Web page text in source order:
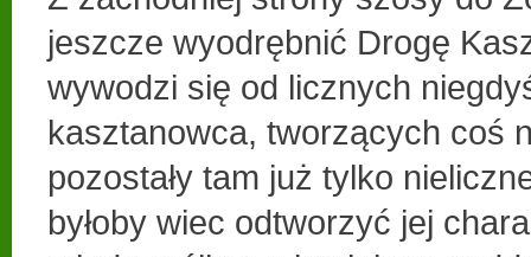
jeszcze wyodrębnić Drogę
wywodzi się od licznych
kasztanowca, tworzących coś
pozostały tam już tylko
byłoby wiec odtworzyć jej